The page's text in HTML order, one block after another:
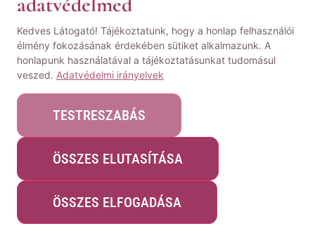
Kedves Látogató! Tájékoztatunk, hogy a honlap felhasználói
élmény fokozásának érdekében sütiket alkalmazunk. A
honlapunk használatával a tájékoztatásunkat tudomásul
veszed. Adatvédelmi irányelvek
TESTRESZABÁS
ÖSSZES ELUTASÍTÁSA
ÖSSZES ELFOGADÁSA